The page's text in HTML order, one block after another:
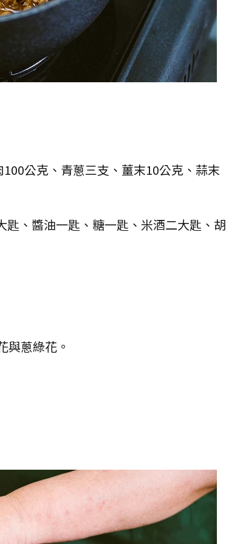
公克、青蔥三支、薑末10公克、蒜末
、醬油一匙、糖一匙、米酒二大匙、胡
與蔥綠花。